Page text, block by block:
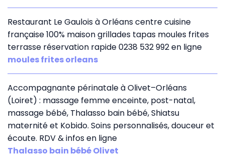
Restaurant Le Gaulois à Orléans centre cuisine
française 100% maison grillades tapas moules frites
terrasse réservation rapide 0238 532 992 en ligne
moules frites orleans
Accompagnante périnatale à Olivet–Orléans
(Loiret) : massage femme enceinte, post-natal,
massage bébé, Thalasso bain bébé, Shiatsu
maternité et Kobido. Soins personnalisés, douceur et
écoute. RDV & infos en ligne
Thalasso bain bébé Olivet